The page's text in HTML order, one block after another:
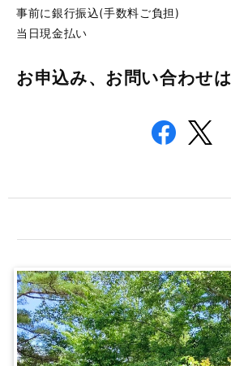
事前に銀行振込(手数料ご負担)
当日現金払い
お申込み、お問い合わせは